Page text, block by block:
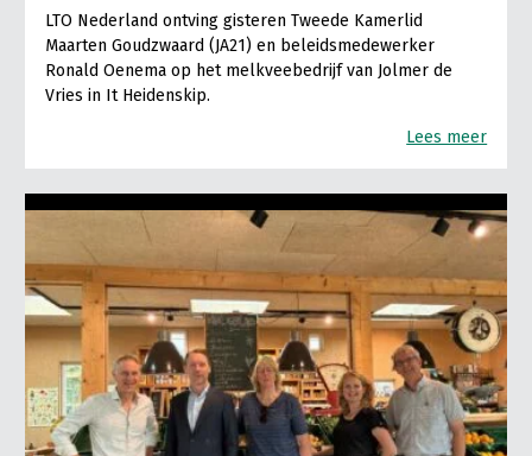
LTO Nederland ontving gisteren Tweede Kamerlid
Maarten Goudzwaard (JA21) en beleidsmedewerker
Ronald Oenema op het melkveebedrijf van Jolmer de
Vries in It Heidenskip.
Lees meer